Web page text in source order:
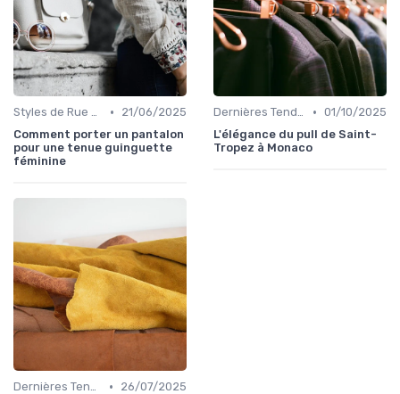
Styles de Rue et Looks du Moment •
21/06/2025
Comment porter un pantalon
pour une tenue guinguette
féminine
Dernières Tendances de Mode • 01/10/2025
L'élégance du pull de Saint-
Tropez à Monaco
Dernières Tendances de Mode • 26/07/2025